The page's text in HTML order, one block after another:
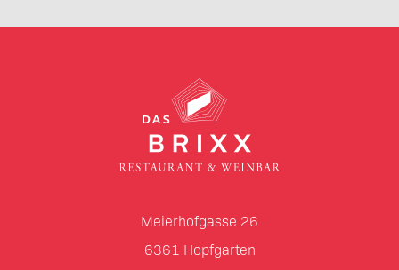
Meierhofgasse 26
6361 Hopfgarten